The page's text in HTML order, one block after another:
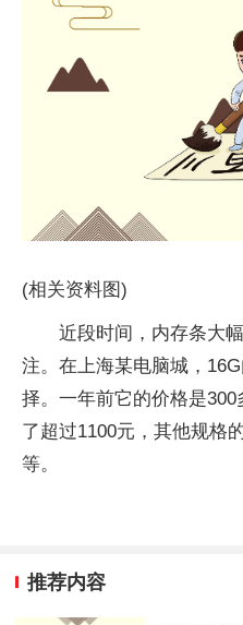
(相关资料图)
近段时间，内存条大
注。在上海某电脑城，
择。一年前它的价格是
了超过1100元，其他规格
等。
推荐内容